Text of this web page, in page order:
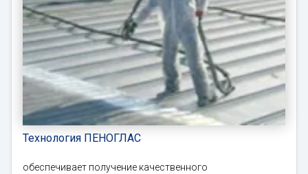
Технология ПЕНОГЛАС
обеспечивает получение качественного